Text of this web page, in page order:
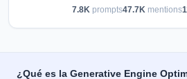
7.8Kprompts47.7Kmentions
¿Qué es la Generative Engine